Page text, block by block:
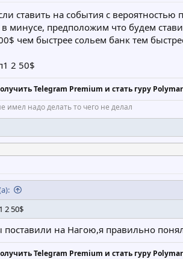
ставить на события с
минусе, предположим что будем
чем быстрее сольем банк тем
2 50$
Telegram Premium и стать гуру
имел надо делать то чего не делал
2 50$
поставили на Нагою,я правильно
Telegram Premium и стать гуру